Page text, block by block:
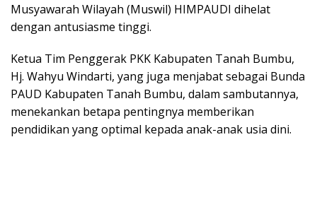
Musyawarah Wilayah (Muswil) HIMPAUDI dihelat
dengan antusiasme tinggi.
Ketua Tim Penggerak PKK Kabupaten Tanah Bumbu,
Hj. Wahyu Windarti, yang juga menjabat sebagai Bunda
PAUD Kabupaten Tanah Bumbu, dalam sambutannya,
menekankan betapa pentingnya memberikan
pendidikan yang optimal kepada anak-anak usia dini.